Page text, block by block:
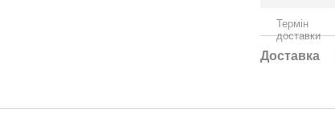
Термін
доставки
Доставка